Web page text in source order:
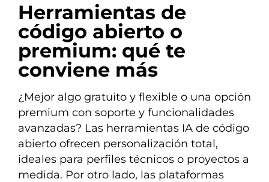
Herramientas de
código abierto o
premium: qué te
conviene más
¿Mejor algo gratuito y flexible o una opción
premium con soporte y funcionalidades
avanzadas? Las herramientas IA de código
abierto ofrecen personalización total,
ideales para perfiles técnicos o proyectos a
medida. Por otro lado, las plataformas